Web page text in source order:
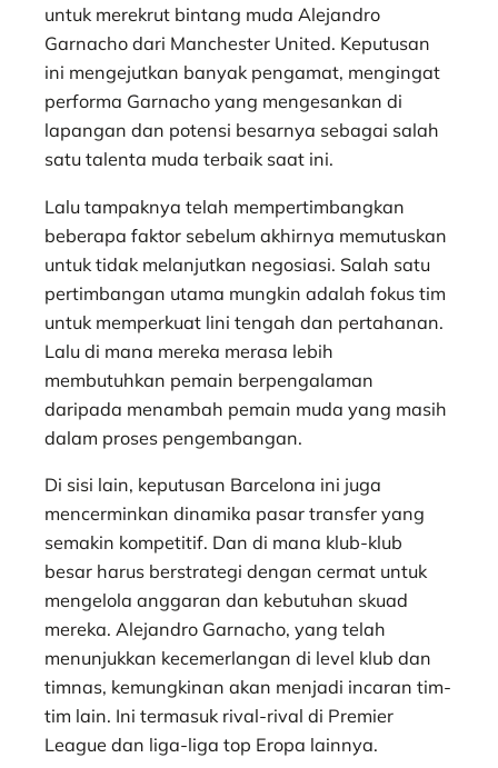
untuk merekrut bintang muda Alejandro
Garnacho dari Manchester United. Keputusan
ini mengejutkan banyak pengamat, mengingat
performa Garnacho yang mengesankan di
lapangan dan potensi besarnya sebagai salah
satu talenta muda terbaik saat ini.
Lalu tampaknya telah mempertimbangkan
beberapa faktor sebelum akhirnya memutuskan
untuk tidak melanjutkan negosiasi. Salah satu
pertimbangan utama mungkin adalah fokus tim
untuk memperkuat lini tengah dan pertahanan.
Lalu di mana mereka merasa lebih
membutuhkan pemain berpengalaman
daripada menambah pemain muda yang masih
dalam proses pengembangan.
Di sisi lain, keputusan Barcelona ini juga
mencerminkan dinamika pasar transfer yang
semakin kompetitif. Dan di mana klub-klub
besar harus berstrategi dengan cermat untuk
mengelola anggaran dan kebutuhan skuad
mereka. Alejandro Garnacho, yang telah
menunjukkan kecemerlangan di level klub dan
timnas, kemungkinan akan menjadi incaran tim-
tim lain. Ini termasuk rival-rival di Premier
League dan liga-liga top Eropa lainnya.